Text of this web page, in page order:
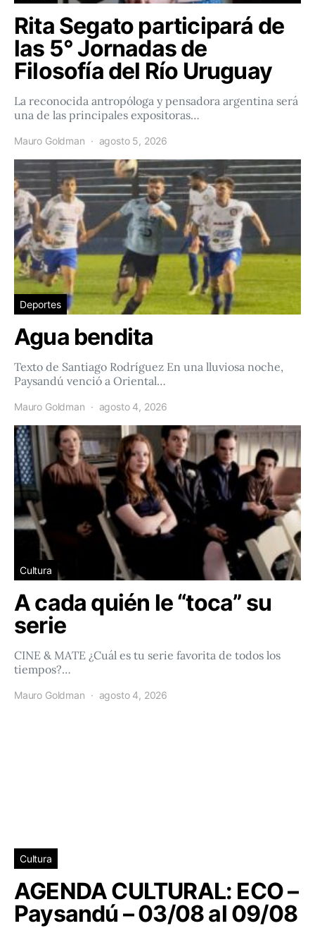
Rita Segato participará de
las 5° Jornadas de
Filosofía del Río Uruguay
La reconocida antropóloga y pensadora argentina será
una de las principales expositoras…
Mauro Goldman agosto 5, 2026
Deportes
Agua bendita
Texto de Santiago Rodríguez En una lluviosa noche,
Paysandú venció a Oriental…
Mauro Goldman agosto 4, 2026
Cultura
A cada quién le “toca” su
serie
CINE & MATE ¿Cuál es tu serie favorita de todos los
tiempos?…
Mauro Goldman agosto 4, 2026
Cultura
AGENDA CULTURAL: ECO –
Paysandú – 03/08 al 09/08